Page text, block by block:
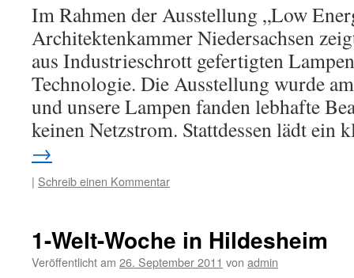
Im Rahmen der Ausstellung „Low
Architektenkammer Niedersachsen
aus Industrieschrott gefertigten
Technologie. Die Ausstellung wurde
und unsere Lampen fanden lebhafte
keinen Netzstrom. Stattdessen lädt
→
| Schreib einen Kommentar
1-Welt-Woche in Hildesheim
Veröffentlicht am 26. September 2011 von admin